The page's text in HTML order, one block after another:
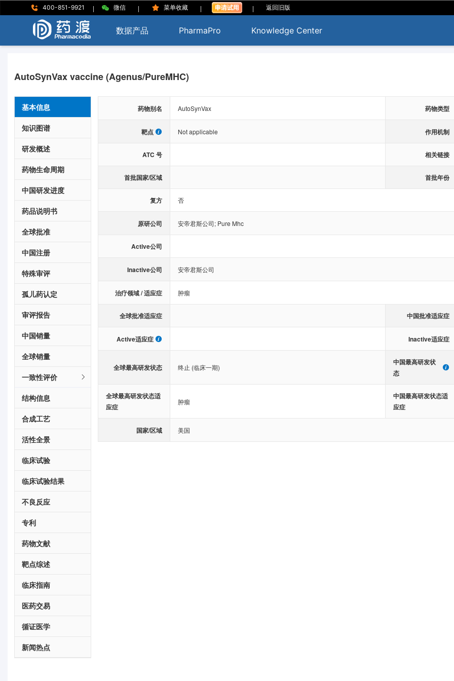
400-851-9921 | 微信 | 菜单收藏 | | 返回旧版
数据产品 PharmaPro Knowledge Center
AutoSynVax vaccine (Agenus/PureMHC)
基本信息
知识图谱
研发概述
药物生命周期
中国研发进度
药品说明书
全球批准
中国注册
特殊审评
孤儿药认定
审评报告
中国销量
全球销量
一致性评价
结构信息
合成工艺
活性全景
临床试验
临床试验结果
不良反应
专利
药物文献
靶点综述
临床指南
医药交易
循证医学
新闻热点
药物别名 AutoSynVax 药物类型
靶点 Not applicable 作用机制
ATC 号 相关链接
首批国家/区域 首批年份
复方 否
原研公司 安帝君斯公司; Pure Mhc
Active公司
Inactive公司 安帝君斯公司
治疗领域 / 适应症 肿瘤
全球批准适应症 中国批准适应症
Active适应症 Inactive适应症
全球最高研发状态 终止 (临床一期)
中国最高研发状
态
全球最高研发状态适
应症
肿瘤
中国最高研发状态适
应症
国家/区域 美国